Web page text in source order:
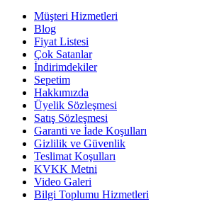
Müşteri Hizmetleri
Blog
Fiyat Listesi
Çok Satanlar
İndirimdekiler
Sepetim
Hakkımızda
Üyelik Sözleşmesi
Satış Sözleşmesi
Garanti ve İade Koşulları
Gizlilik ve Güvenlik
Teslimat Koşulları
KVKK Metni
Video Galeri
Bilgi Toplumu Hizmetleri